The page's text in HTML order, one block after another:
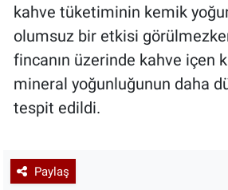
kahve tüketiminin kemik
olumsuz bir etkisi
fincanın üzerinde kahve içen
mineral yoğunluğunun daha
tespit edildi.
Paylaş